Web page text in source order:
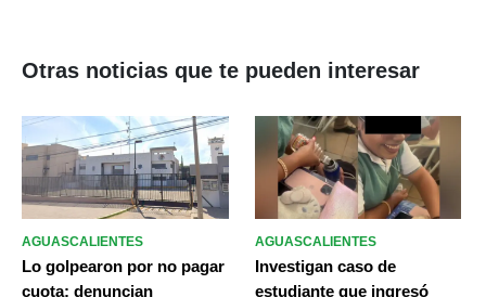
Otras noticias que te pueden interesar
AGUASCALIENTES
Lo golpearon por no pagar
cuota: denuncian
AGUASCALIENTES
Investigan caso de
estudiante que ingresó